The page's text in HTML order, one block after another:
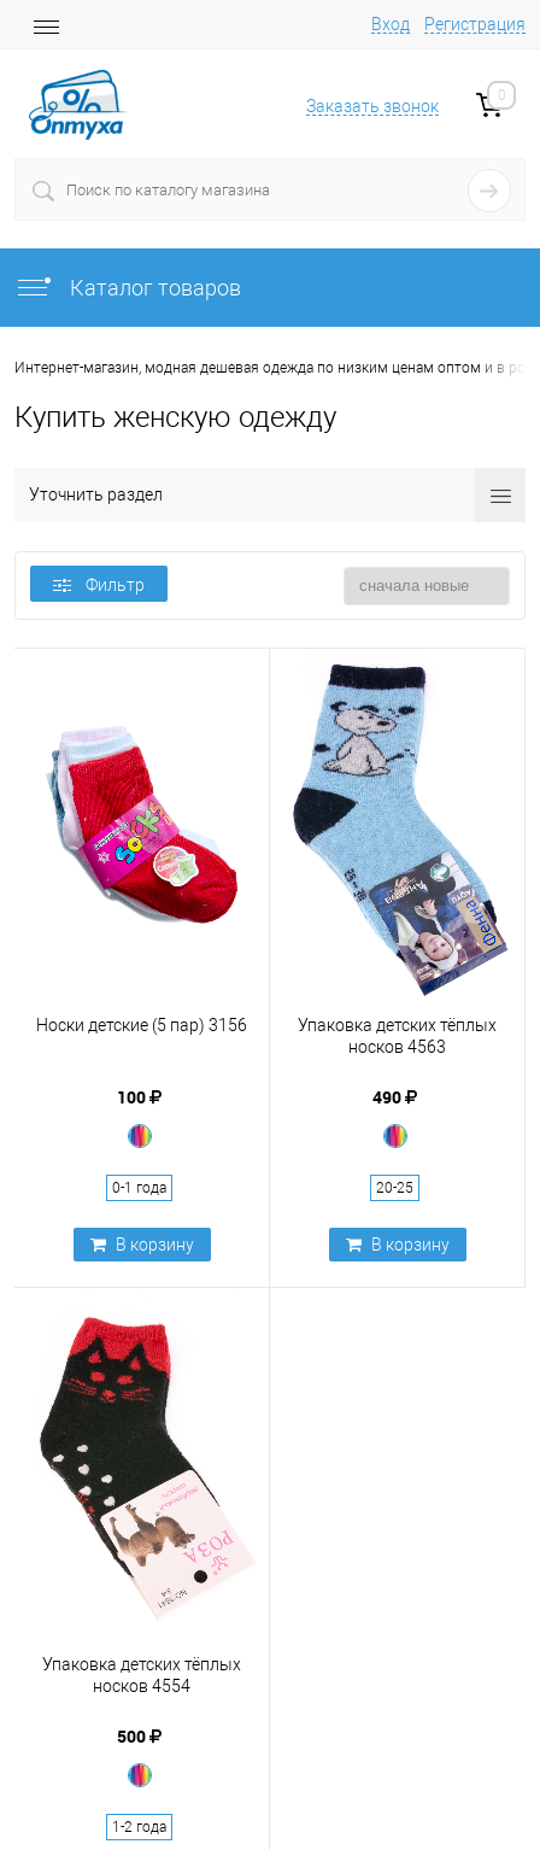
Вход Регистрация
Заказать звонок
0
Каталог товаров
Интернет-магазин, модная дешевая одежда по низким ценам оптом и в
Купить женскую одежду
Уточнить раздел
Фильтр
Носки детские (5 пар) 3156
100
0-1 года
В корзину
Упаковка детских тёплых
носков 4563
490
20-25
В корзину
Упаковка детских тёплых
носков 4554
500
1-2 года